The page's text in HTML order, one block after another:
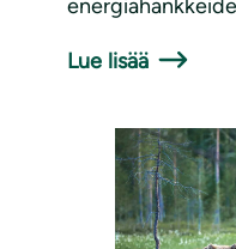
Lue lisää